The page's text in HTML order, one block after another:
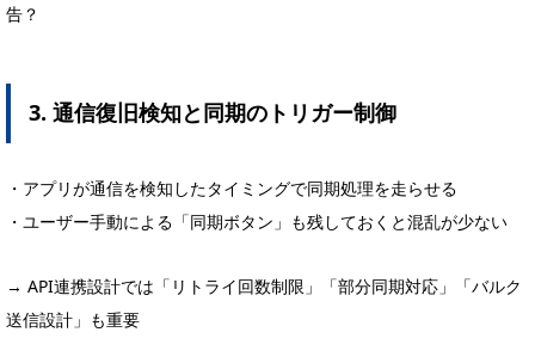
告？
3. 通信復旧検知と同期のトリガー制御
・アプリが通信を検知したタイミングで同期処理を走らせる
・ユーザー手動による「同期ボタン」も残しておくと混乱が少ない
→ API連携設計では「リトライ回数制限」「部分同期対応」「バルク
送信設計」も重要